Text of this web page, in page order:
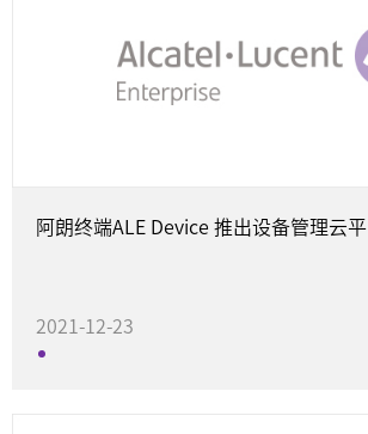
阿朗终端ALE Device 推出设备管理云平
2021-12-23